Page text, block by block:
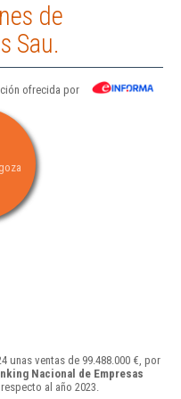
de
Sau.
ofrecida por
unas ventas de 99.488.000 €, por
Nacional de Empresas
al año 2023.